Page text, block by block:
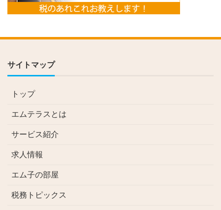
サイトマップ
トップ
エムテラスとは
サービス紹介
求人情報
エム子の部屋
税務トピックス